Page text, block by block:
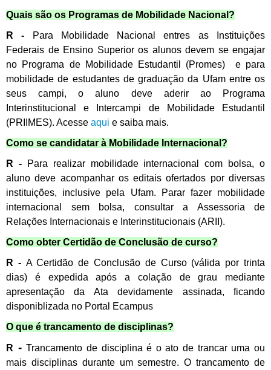
Quais são os Programas de Mobilidade Nacional?
R -
Para Mobilidade Nacional entres as Instituições
Federais de Ensino Superior os alunos devem se engajar
no Programa de Mobilidade Estudantil
(Promes)
e para
mobilidade de estudantes de graduação da Ufam entre os
seus campi, o aluno deve aderir ao Programa
Interinstitucional e Intercampi de Mobilidade Estudantil
(PRIIMES). Acesse aqui e saiba mais.
Como se candidatar à Mobilidade Internacional?
R -
Para realizar mobilidade internacional com bolsa, o
aluno deve acompanhar os editais ofertados por diversas
instituições, inclusive pela Ufam. Parar fazer mobilidade
internacional sem bolsa, consultar a Assessoria de
Relações Internacionais e Interinstitucionais (ARII).
Como obter Certidão de Conclusão de curso?
R - A Certidão de Conclusão de Curso (válida por trinta
dias) é
expedida após a colação de grau mediante
apresentação da Ata devidamente assinada, ficando
disponiblizada no Portal Ecampus
O que é trancamento de disciplinas?
R -Trancamento de disciplinaé o ato de trancar uma ou
mais disciplinas durante um semestre. O trancamento de